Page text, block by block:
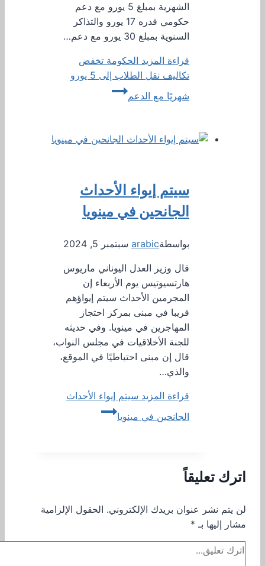
الشهرية بمبلغ 5 يورو مع دعم
حكومي قدره 17 يورو والتذاكر
السنوية بمبلغ 30 يورو مع دعم…
قراءة المزيد الحكومة تخفض
تكاليف نقل الطلاب إلى 5 يورو
شهريًا مع الدعم
سيتم إيواء الأحداث
الجانحين في مينويا
بواسطةarabic سبتمبر 5, 2024
قال وزير العدل اليوناني ماريوس
هارتسيوتيس يوم الأربعاء إن
المجرمين الأحداث سيتم إيواؤهم
قريبا في مبنى بمركز احتجاز
المهاجرين في مينويا. وفي حديثه
للجنة الأخلاقيات في مجلس النواب،
قال إن مبنى احتياطيًا في الموقع،
والذي…
قراءة المزيد سيتم إيواء الأحداث
الجانحين في مينويا
اترك تعليقاً
لن يتم نشر عنوان بريدك الإلكتروني. الحقول الإلزامية
مشار إليها بـ *